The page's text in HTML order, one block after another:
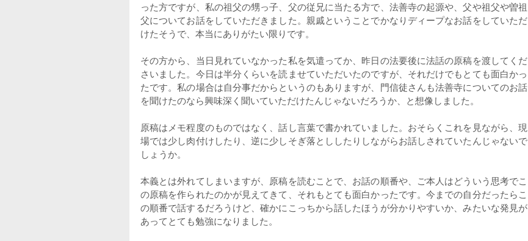
った方ですが、私の祖父の甥っ子、父の従兄に当たる方で、法善寺の起源や、父や祖父や曽祖
父についてお話をしていただきました。親戚ということでかなりディープなお話をしていただ
けたそうで、本当にありがたい限りです。
その方から、当日見れていなかった私を気遣ってか、昨日の法要後に法話の原稿を渡してくだ
さいました。今日は半分くらいを読ませていただいたのですが、それだけでもとても面白かっ
たです。私の場合は自分事だからというのもありますが、門信徒さんも法善寺についてのお話
を聞けたのなら興味深く聞いていただけたんじゃないだろうか、と想像しました。
原稿はメモ程度のものではなく、話し言葉で書かれていました。おそらくこれを見ながら、現
場では少し肉付けしたり、逆に少しそぎ落とししたりしながらお話しされていたんじゃないで
しょうか。
本義とは外れてしまいますが、原稿を読むことで、お話の順番や、ご本人はどういう思考でこ
の原稿を作られたのかが見えてきて、それもとても面白かったです。今までの自分だったらこ
の順番で話するだろうけど、確かにこっちから話したほうが分かりやすいか、みたいな発見が
あってとても勉強になりました。